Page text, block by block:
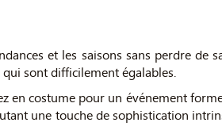
et les saisons sans perdre de
sont difficilement égalables.
en costume pour un événement
une touche de sophistication